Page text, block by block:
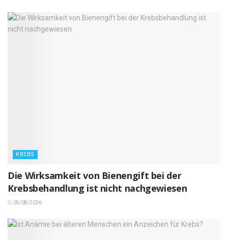
KREBS
Die Wirksamkeit von Bienengift bei der
Krebsbehandlung ist nicht nachgewiesen
05/08/2026